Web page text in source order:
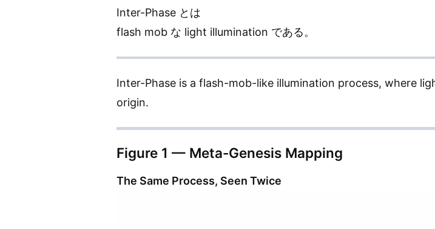
Inter-Phase とは
flash mob な light illumination である。
Inter-Phase is a flash-mob-like illumination process, where
origin.
Figure 1 — Meta-Genesis Mapping
The Same Process, Seen Twice